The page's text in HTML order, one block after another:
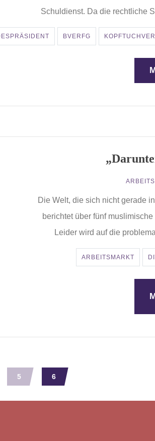
Schuldienst. Da die rechtliche
BVERFG
Die Welt, die sich nicht gerade
berichtet über fünf
Leider wird auf die
ARBEITSMARKT
5 6